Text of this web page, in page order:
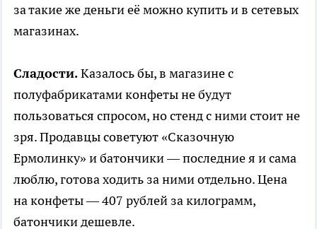
за такие же деньги её можно купить и в сетевых
магазинах.
Сладости.Казалось бы, в магазине с
полуфабрикатами конфеты не будут
пользоваться спросом, но стенд с ними стоит не
зря. Продавцы советуют «Сказочную
Ермолинку» и батончики — последние я и сама
люблю, готова ходить за ними отдельно. Цена
на конфеты — 407 рублей за килограмм,
батончики дешевле.